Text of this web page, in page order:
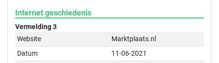
Internet geschiedenis
Vermelding 3
Website
Marktplaats.nl
Datum
11-06-2021